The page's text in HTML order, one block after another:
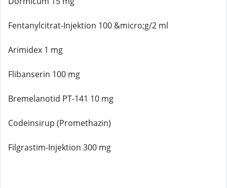
Fentanylcitrat-Injektion 100 &micro;g/2 ml
Arimidex 1 mg
Flibanserin 100 mg
Bremelanotid PT-141 10 mg
Codeinsirup (Promethazin)
Filgrastim-Injektion 300 mg